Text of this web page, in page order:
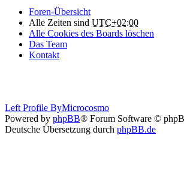
Foren-Übersicht
Alle Zeiten sind UTC+02:00
Alle Cookies des Boards löschen
Das Team
Kontakt
Left Profile ByMicrocosmo
Powered by phpBB® Forum Software ©
Deutsche Übersetzung durch phpBB.de